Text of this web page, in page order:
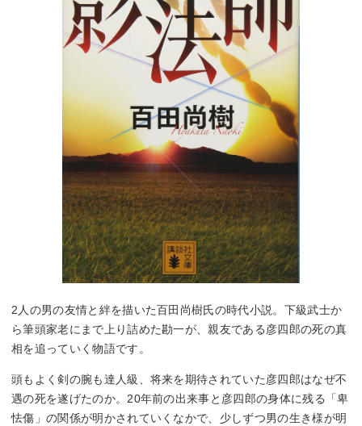
2人の男の友情と絆を描いた百田尚樹氏の時代小説。下級武士か
ら筆頭家老にまで上り詰めた勘一が、親友である彦四郎の死の真
相を追っていく物語です。
頭もよく剣の腕も達人級、将来を期待されていた彦四郎はなぜ不
遇の死を遂げたのか。20年前の出来事と彦四郎の身体に残る「卑
怯傷」の関係が明かされていくなかで、少しずつ男の生き様が明